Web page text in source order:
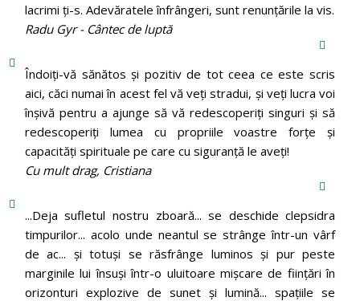
lacrimi ți-s. Adevăratele înfrângeri, sunt renunțările la vis.
Radu Gyr - Cântec de luptă
Îndoiți-vă sănătos și pozitiv de tot ceea ce este scris
aici, căci numai în acest fel vă veți stradui, și veți lucra voi
înșivă pentru a ajunge să vă redescoperiți singuri și să
redescoperiți lumea cu propriile voastre forțe și
capacități spirituale pe care cu siguranță le aveți!
Cu mult drag, Cristiana
...Deja sufletul nostru zboară... se deschide clepsidra
timpurilor... acolo unde neantul se strânge într-un vârf
de ac... și totuși se răsfrânge luminos și pur peste
marginile lui însuși într-o uluitoare mișcare de ființări în
orizonturi explozive de sunet și lumină... spațiile se